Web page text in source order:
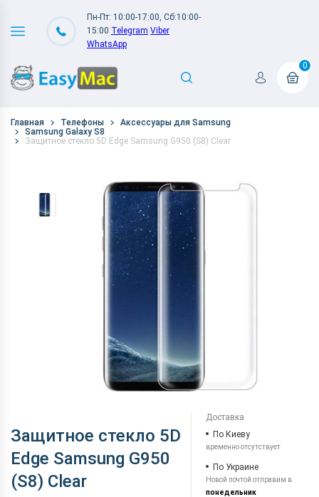
Пн-Пт: 10:00-17:00, Сб:10:00-
15:00 Telegram Viber
WhatsApp
0
Главная Телефоны
Аксессуары для Samsung
Samsung Galaxy S8
Защитное стекло 5D Edge Samsung G950 (S8) Clear
Защитное стекло 5D
Edge Samsung G950
(S8) Clear
Доставка
По Киеву
временно отсутствует
По Украине
Новой почтой отправим в
понедельник